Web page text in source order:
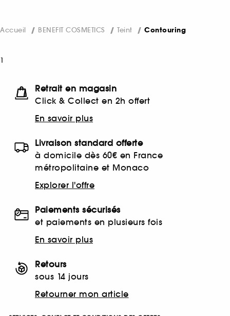
Accueil BENEFIT COSMETICS Teint Contouring
1
Retrait en magasin
Click & Collect en 2h offert
En savoir plus
Livraison standard offerte
à domicile dès 60€ en France
métropolitaine et Monaco
Explorer l'offre
Paiements sécurisés
et paiements en plusieurs fois
En savoir plus
Retours
sous 14 jours
Retourner mon article